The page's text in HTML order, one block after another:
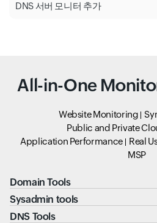
DNS 서버 모니터 추가
All-in-One
Website Monitoring
Public and Private
Application Performance
Real
MSP
Domain Tools
Sysadmin tools
DNS Tools